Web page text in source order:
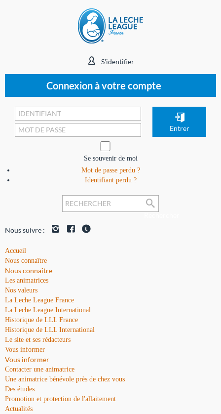
S'identifier
Connexion à votre compte
Se souvenir de moi
Mot de passe perdu ?
Identifiant perdu ?
Nous suivre :
Accueil
Nous connaître
Nous connaître
Les animatrices
Nos valeurs
La Leche League France
La Leche League International
Historique de LLL France
Historique de LLL International
Le site et ses rédacteurs
Vous informer
Vous informer
Contacter une animatrice
Une animatrice bénévole près de chez vous
Des études
Promotion et protection de l'allaitement
Actualités